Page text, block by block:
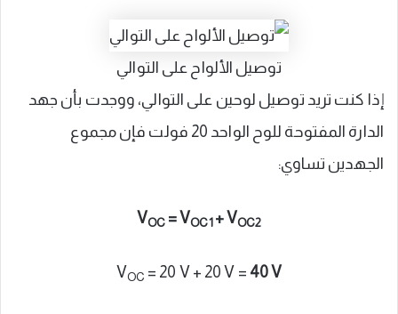
توصيل الألواح على التوالي
إذا كنت تريد توصيل لوحين على التوالي، ووجدت بأن جهد
الدارة المفتوحة للوح الواحد 20 فولت فإن مجموع
الجهدين تساوي:
VOC= VOC1 + VOC2
VOC = 20 V + 20 V = 40 V